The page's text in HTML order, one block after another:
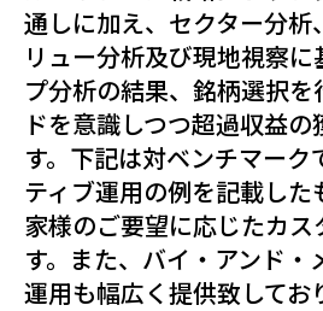
通しに加え、セクター分析
リュー分析及び現地視察
プ分析の結果、銘柄選択
ドを意識しつつ超過収益の
す。下記は対ベンチマーク
ティブ運用の例を記載した
家様のご要望に応じたカス
す。また、バイ・アンド・
運用も幅広く提供致してお